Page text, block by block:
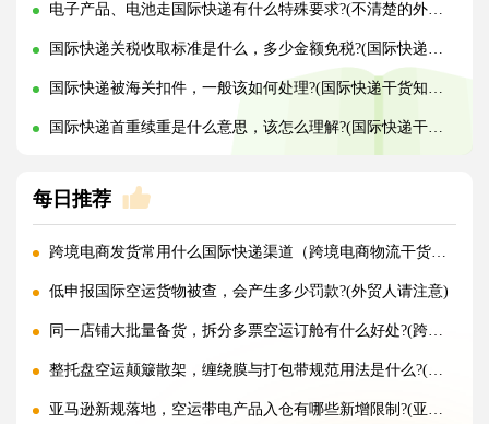
电子产品、电池走国际快递有什么特殊要求?(不清楚的外贸人看过来)
国际快递关税收取标准是什么，多少金额免税?(国际快递干货知识分享)
国际快递被海关扣件，一般该如何处理?(国际快递干货知识分享)
国际快递首重续重是什么意思，该怎么理解?(国际快递干货知识分享)
每日推荐
跨境电商发货常用什么国际快递渠道（跨境电商物流干货知识分享）
低申报国际空运货物被查，会产生多少罚款?(外贸人请注意)
同一店铺大批量备货，拆分多票空运订舱有什么好处?(跨境电商卖家必看篇)
整托盘空运颠簸散架，缠绕膜与打包带规范用法是什么?(国际空运干货知识分享)
亚马逊新规落地，空运带电产品入仓有哪些新增限制?(亚马逊卖家请注意)